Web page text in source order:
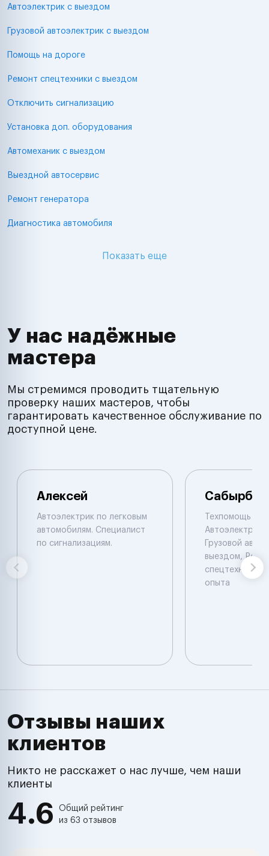
Автоэлектрик с выездом
Грузовой автоэлектрик с выездом
Помощь на дороге
Ремонт спецтехники с выездом
Отключить сигнализацию
Установка доп. оборудования
Автомеханик с выездом
Выездной автосервис
Ремонт генератора
Диагностика автомобиля
Показать еще
У нас надёжные
мастера
Мы стремимся проводить тщательную
проверку наших мастеров, чтобы
гарантировать качественное обслуживание по
доступной цене.
Алексей
Автоэлектрик по легковым
автомобилям. Специалист
по сигнализациям.
Сабырбек
Техпомощь на
Автоэлектрик
Грузовой
выездом,
спецтехники
опыта
Отзывы наших
клиентов
Никто не расскажет о нас лучше, чем наши
клиенты
4.6
Общий рейтинг
из 63 отзывов